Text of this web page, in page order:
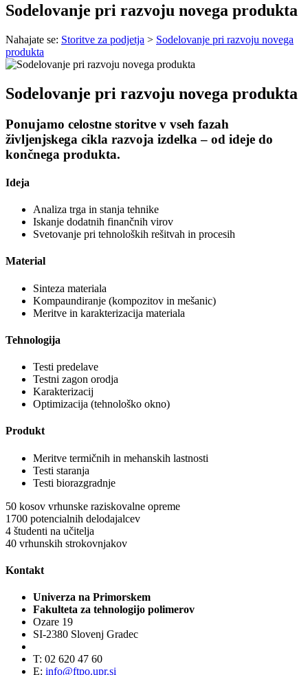
Sodelovanje pri razvoju novega produkta
Nahajate se: Storitve za podjetja > Sodelovanje pri razvoju novega
produkta
Sodelovanje pri razvoju novega produkta
Ponujamo celostne storitve v vseh fazah
življenjskega cikla razvoja izdelka – od ideje do
končnega produkta.
Ideja
Analiza trga in stanja tehnike
Iskanje dodatnih finančnih virov
Svetovanje pri tehnoloških rešitvah in procesih
Material
Sinteza materiala
Kompaundiranje (kompozitov in mešanic)
Meritve in karakterizacija materiala
Tehnologija
Testi predelave
Testni zagon orodja
Karakterizacij
Optimizacija (tehnološko okno)
Produkt
Meritve termičnih in mehanskih lastnosti
Testi staranja
Testi biorazgradnje
50 kosov vrhunske raziskovalne opreme
1700 potencialnih delodajalcev
4 študenti na učitelja
40 vrhunskih strokovnjakov
Kontakt
Univerza na Primorskem
Fakulteta za tehnologijo polimerov
Ozare 19
SI-2380 Slovenj Gradec
T: 02 620 47 60
E: info@ftpo.upr.si